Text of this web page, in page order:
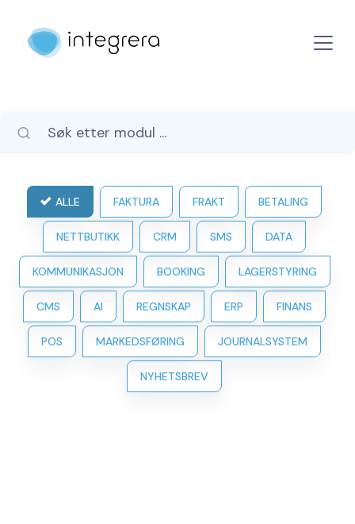
ALLE FAKTURA FRAKT BETALING
NETTBUTIKK CRM SMS DATA
KOMMUNIKASJON BOOKING LAGERSTYRING
CMS AI REGNSKAP ERP FINANS
POS MARKEDSFØRING JOURNALSYSTEM
NYHETSBREV